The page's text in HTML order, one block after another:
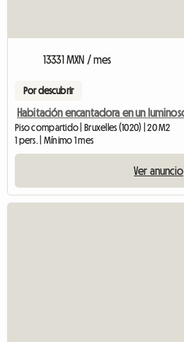
13331 MXN / mes
Por descubrir
Piso compartido | Bruxelles (1020) | 20 M2
1 pers. | Mínimo 1 mes
Ver anuncio